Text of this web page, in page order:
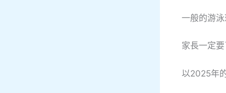
一般的游
家長一定
以2025年